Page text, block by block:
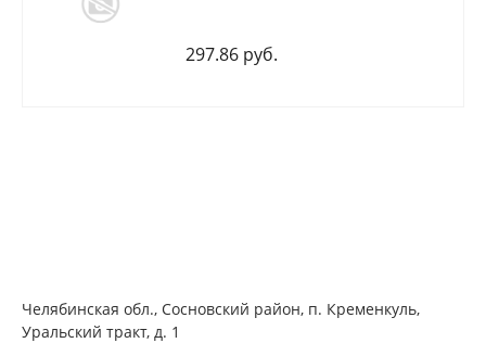
297.86 руб.
Челябинская обл., Сосновский район, п. Кременкуль,
Уральский тракт, д. 1